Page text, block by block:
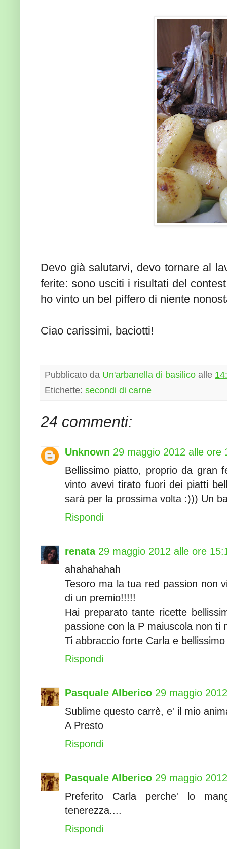
Devo già salutarvi, devo tornare al
ferite: sono usciti i risultati del
ho vinto un bel piffero di niente
Ciao carissimi, baciotti!
Pubblicato da Un'arbanella di basilico alle
Etichette: secondi di carne
24 commenti:
Unknown 29 maggio 2012 alle ore
Bellissimo piatto, proprio da gran
vinto avevi tirato fuori dei piatti
sarà per la prossima volta :))) Un
Rispondi
renata 29 maggio 2012 alle ore
ahahahahah
Tesoro ma la tua red passion non
di un premio!!!!!
Hai preparato tante ricette
passione con la P maiuscola non
Ti abbraccio forte Carla e
Rispondi
Pasquale Alberico 29 maggio
Sublime questo carrè, e' il mio
A Presto
Rispondi
Pasquale Alberico 29 maggio
Preferito Carla perche' lo
tenerezza....
Rispondi